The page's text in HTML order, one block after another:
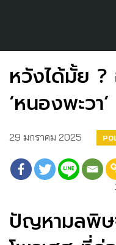
หวังได้มั้ย
‘หนองพะวา’
29 มกราคม 2025
ปัญหามลพิษ